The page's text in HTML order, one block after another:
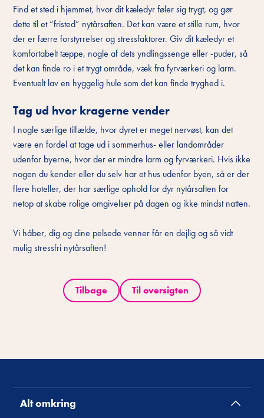
Find et sted i hjemmet, hvor dit kæledyr føler sig trygt, og gør
dette til et “fristed” nytårsaften. Det kan være et stille rum, hvor
der er færre forstyrrelser og stressfaktorer. Giv dit kæledyr et
komfortabelt tæppe, nogle af dets yndlingssenge eller -puder, så
det kan finde ro i et trygt område, væk fra fyrværkeri og larm.
Eventuelt lav en hyggelig hule som det kan finde tryghed i.
Tag ud hvor kragerne vender
I nogle særlige tilfælde, hvor dyret er meget nervøst, kan det
være en fordel at tage ud i sommerhus- eller landområder
udenfor byerne, hvor der er mindre larm og fyrværkeri. Hvis ikke
nogen du kender eller du selv har et hus udenfor byen, så er der
flere hoteller, der har særlige ophold for dyr nytårsaften for
netop at skabe rolige omgivelser på dagen og ikke mindst natten.
Vi håber, dig og dine pelsede venner får en dejlig og så vidt
mulig stressfri nytårsaften!
Tilbage Til oversigten
Alt omkring